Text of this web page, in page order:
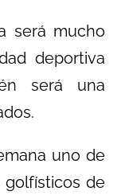
será mucho
deportiva
será una
uno de
golfísticos de